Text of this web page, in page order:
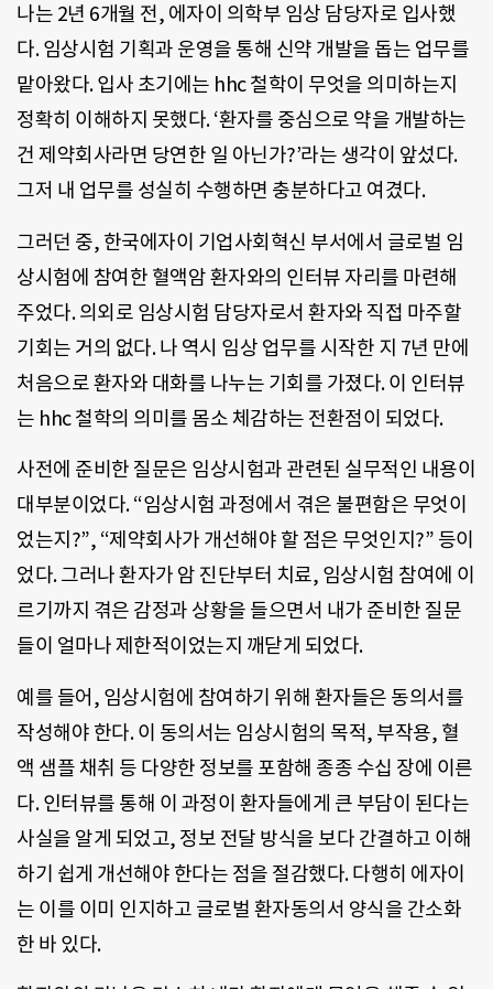
나는 2년 6개월 전, 에자이 의학부 임상 담당자로 입사했
다. 임상시험 기획과 운영을 통해 신약 개발을 돕는 업무를
맡아왔다. 입사 초기에는 hhc 철학이 무엇을 의미하는지
정확히 이해하지 못했다. ‘환자를 중심으로 약을 개발하는
건 제약회사라면 당연한 일 아닌가?’라는 생각이 앞섰다.
그저 내 업무를 성실히 수행하면 충분하다고 여겼다.
그러던 중, 한국에자이 기업사회혁신 부서에서 글로벌 임
상시험에 참여한 혈액암 환자와의 인터뷰 자리를 마련해
주었다. 의외로 임상시험 담당자로서 환자와 직접 마주할
기회는 거의 없다. 나 역시 임상 업무를 시작한 지 7년 만에
처음으로 환자와 대화를 나누는 기회를 가졌다. 이 인터뷰
는 hhc 철학의 의미를 몸소 체감하는 전환점이 되었다.
사전에 준비한 질문은 임상시험과 관련된 실무적인 내용이
대부분이었다. “임상시험 과정에서 겪은 불편함은 무엇이
었는지?”, “제약회사가 개선해야 할 점은 무엇인지?” 등이
었다. 그러나 환자가 암 진단부터 치료, 임상시험 참여에 이
르기까지 겪은 감정과 상황을 들으면서 내가 준비한 질문
들이 얼마나 제한적이었는지 깨닫게 되었다.
예를 들어, 임상시험에 참여하기 위해 환자들은 동의서를
작성해야 한다. 이 동의서는 임상시험의 목적, 부작용, 혈
액 샘플 채취 등 다양한 정보를 포함해 종종 수십 장에 이른
다. 인터뷰를 통해 이 과정이 환자들에게 큰 부담이 된다는
사실을 알게 되었고, 정보 전달 방식을 보다 간결하고 이해
하기 쉽게 개선해야 한다는 점을 절감했다. 다행히 에자이
는 이를 이미 인지하고 글로벌 환자동의서 양식을 간소화
한 바 있다.